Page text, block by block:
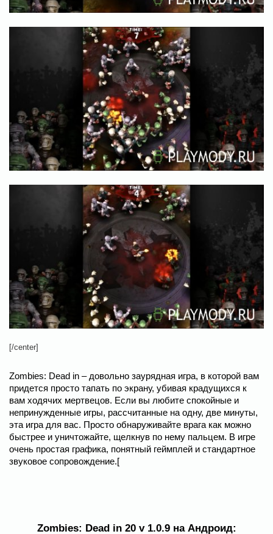
[/center]
Zombies: Dead in – довольно заурядная игра, в которой вам
придется просто тапать по экрану, убивая крадущихся к
вам ходячих мертвецов. Если вы любите спокойные и
непринужденные игры, рассчитанные на одну, две минуты,
эта игра для вас. Просто обнаруживайте врага как можно
быстрее и уничтожайте, щелкнув по нему пальцем. В игре
очень простая графика, понятный геймплей и стандартное
звуковое сопровождение.[
Zombies: Dead in 20 v 1.0.9 на Андроид: